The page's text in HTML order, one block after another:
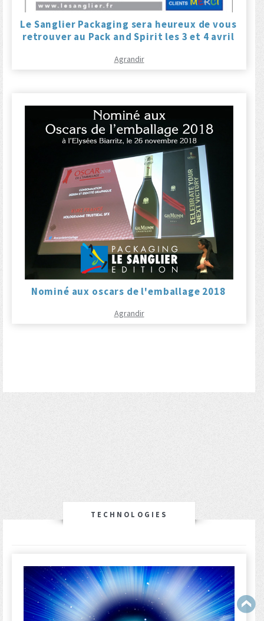
Le Sanglier Packaging sera heureux de vous
retrouver au Pack and Spirit les 3 et 4 avril
Agrandir
Nominé aux oscars de l'emballage 2018
Agrandir
TECHNOLOGIES